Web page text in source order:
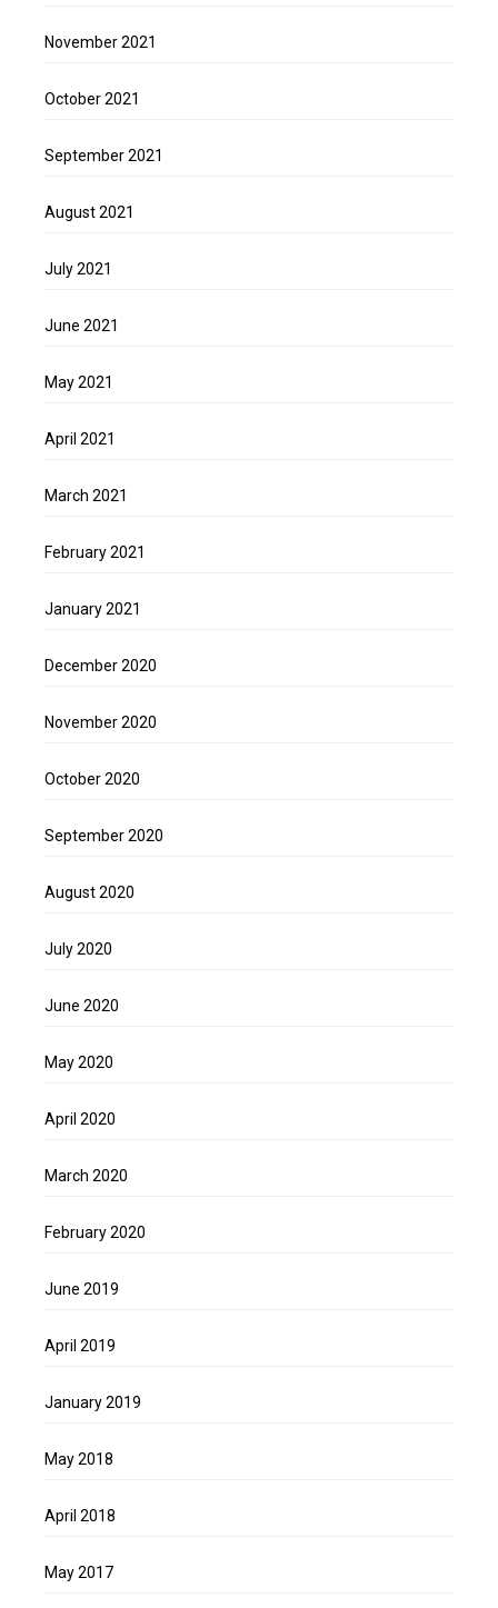
November 2021
October 2021
September 2021
August 2021
July 2021
June 2021
May 2021
April 2021
March 2021
February 2021
January 2021
December 2020
November 2020
October 2020
September 2020
August 2020
July 2020
June 2020
May 2020
April 2020
March 2020
February 2020
June 2019
April 2019
January 2019
May 2018
April 2018
May 2017